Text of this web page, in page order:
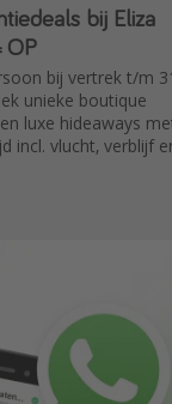
in Griekenland
bij Eliza
OP
bij vertrek t/m
unieke boutique
luxe hideaways
incl. vlucht, verblijf